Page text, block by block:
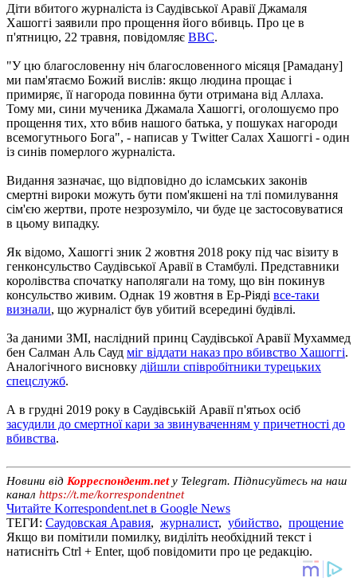
Діти вбитого журналіста із Саудівської Аравії Джамаля
Хашоггі заявили про прощення його вбивць. Про це в
п'ятницю, 22 травня, повідомляє ВВС.
"У цю благословенну ніч благословенного місяця [Рамадану]
ми пам'ятаємо Божий вислів: якщо людина прощає і
примиряє, її нагорода повинна бути отримана від Аллаха.
Тому ми, сини мученика Джамала Хашоггі, оголошуємо про
прощення тих, хто вбив нашого батька, у пошуках нагороди
всемогутнього Бога", - написав у Тwitter Салах Хашоггі - один
із синів померлого журналіста.
Видання зазначає, що відповідно до ісламських законів
смертні вироки можуть бути пом'якшені на тлі помилування
сім'єю жертви, проте незрозуміло, чи буде це застосовуватися
в цьому випадку.
Як відомо, Хашоггі зник 2 жовтня 2018 року під час візиту в
генконсульство Саудівської Аравії в Стамбулі. Представники
королівства спочатку наполягали на тому, що він покинув
консульство живим. Однак 19 жовтня в Ер-Ріяді все-таки
визнали, що журналіст був убитий всередині будівлі.
За даними ЗМІ, наслідний принц Саудівської Аравії Мухаммед
бен Салман Аль Сауд міг віддати наказ про вбивство Хашоггі.
Аналогічного висновку дійшли співробітники турецьких
спецслужб.
А в грудні 2019 року в Саудівській Аравії п'ятьох осіб
засудили до смертної кари за звинуваченням у причетності до
вбивства.
Новини від Корреспондент.netу Telegram. Підписуйтесь на наш
канал https://t.me/korrespondentnet
Читайте Korrespondent.net в Google News
ТЕГИ: Саудовская Аравия, журналист, убийство, прощение
Якщо ви помітили помилку, виділіть необхідний текст і
натисніть Ctrl + Enter, щоб повідомити про це редакцію.